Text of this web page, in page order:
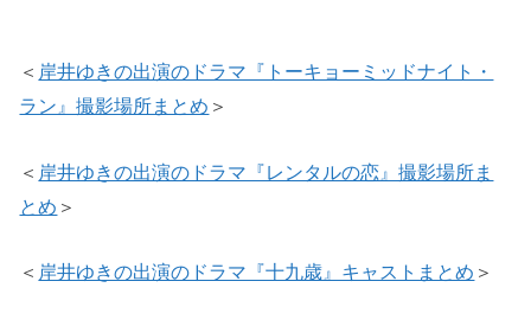
＜ 岸井ゆきの出演のドラマ『トーキョーミッドナイト・
ラン』撮影場所まとめ ＞
＜ 岸井ゆきの出演のドラマ『レンタルの恋』撮影場所ま
とめ ＞
＜ 岸井ゆきの出演のドラマ『十九歳』キャストまとめ ＞